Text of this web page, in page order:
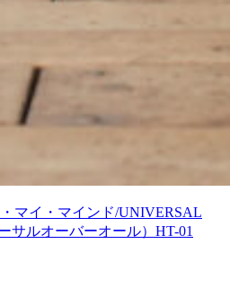
マイ・マインド/UNIVERSAL
サルオーバーオール）HT-01